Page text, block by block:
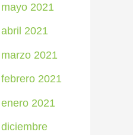
mayo 2021
abril 2021
marzo 2021
febrero 2021
enero 2021
diciembre